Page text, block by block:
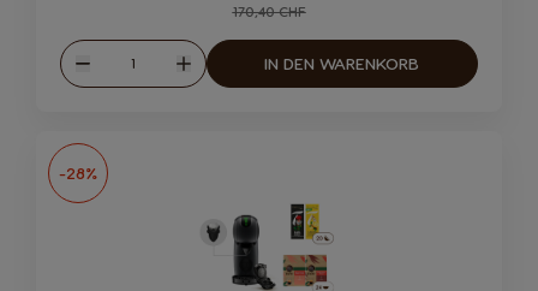
Regular Price
170,40 CHF
Weniger
Menge
Mehr
IN DEN WARENKORB
-28%